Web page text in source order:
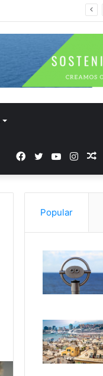
al
YouTube
Twitter
Facebook
Popular